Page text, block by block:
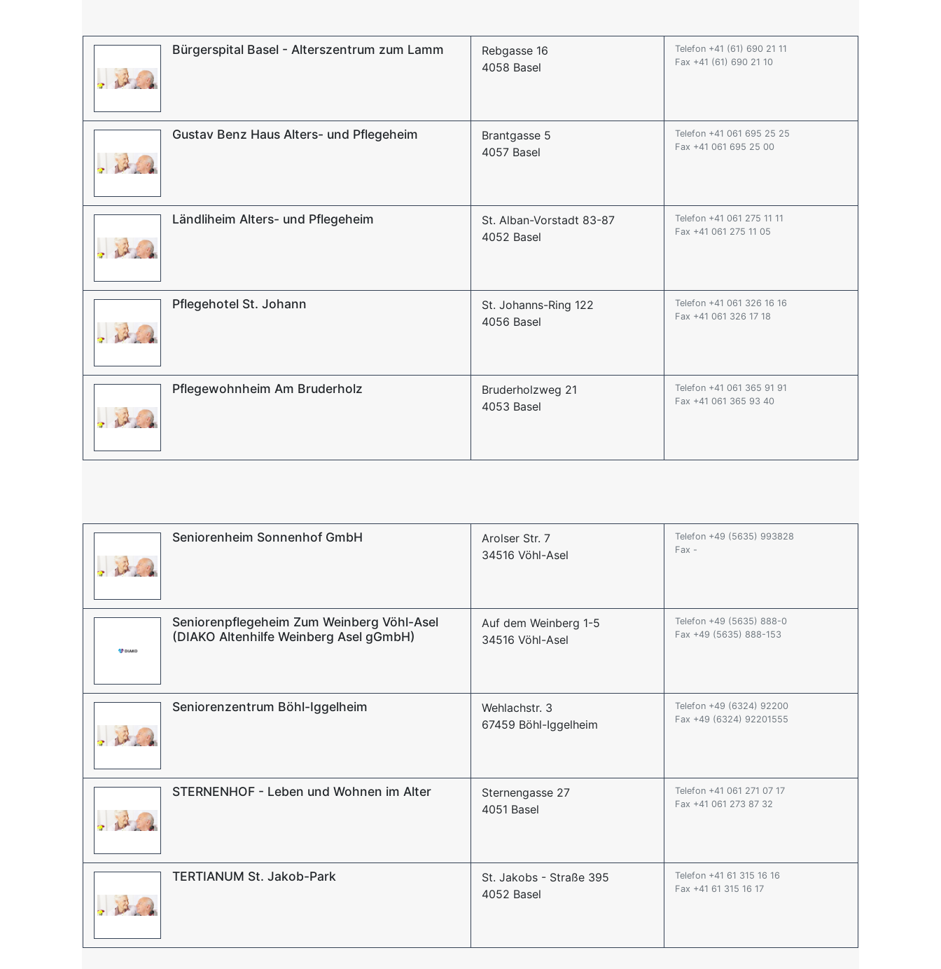
Bürgerspital Basel - Alterszentrum zum Lamm
Rebgasse 16
4058 Basel
Telefon +41 (61) 690 21 11
Fax +41 (61) 690 21 10
Gustav Benz Haus Alters- und Pflegeheim
Brantgasse 5
4057 Basel
Telefon +41 061 695 25 25
Fax +41 061 695 25 00
Ländliheim Alters- und Pflegeheim
St. Alban-Vorstadt 83-87
4052 Basel
Telefon +41 061 275 11 11
Fax +41 061 275 11 05
Pflegehotel St. Johann
St. Johanns-Ring 122
4056 Basel
Telefon +41 061 326 16 16
Fax +41 061 326 17 18
Pflegewohnheim Am Bruderholz
Bruderholzweg 21
4053 Basel
Telefon +41 061 365 91 91
Fax +41 061 365 93 40
Seniorenheim Sonnenhof GmbH
Arolser Str. 7
34516 Vöhl-Asel
Telefon +49 (5635) 993828
Fax -
Seniorenpflegeheim Zum Weinberg Vöhl-Asel
(DIAKO Altenhilfe Weinberg Asel gGmbH)
Auf dem Weinberg 1-5
34516 Vöhl-Asel
Telefon +49 (5635) 888-0
Fax +49 (5635) 888-153
Seniorenzentrum Böhl-Iggelheim
Wehlachstr. 3
67459 Böhl-Iggelheim
Telefon +49 (6324) 92200
Fax +49 (6324) 92201555
STERNENHOF - Leben und Wohnen im Alter
Sternengasse 27
4051 Basel
Telefon +41 061 271 07 17
Fax +41 061 273 87 32
TERTIANUM St. Jakob-Park
St. Jakobs - Straße 395
4052 Basel
Telefon +41 61 315 16 16
Fax +41 61 315 16 17